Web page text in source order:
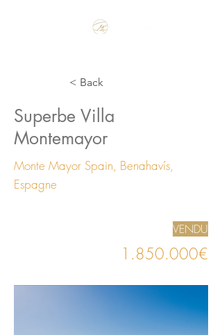
< Back
Superbe Villa
Montemayor
Monte Mayor Spain, Benahavís,
Espagne
VENDU
1.850.000€